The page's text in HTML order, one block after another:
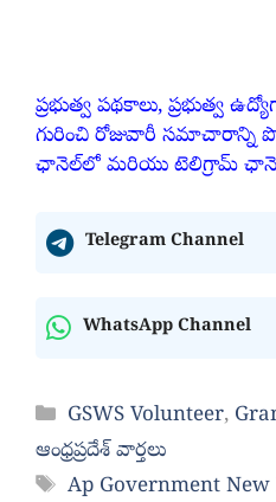
ప్రభుత్వ పథకాలు, ప్రభుత్వ
గురించి రోజువారీ
ఛానెల్‌లో మరియు టెలిగ్రామ్
Telegram Channel
WhatsApp Channel
Categories
GSWS Volunteer,
ఆంధ్రప్రదేశ్ వార్తలు
Tags
Ap Government New